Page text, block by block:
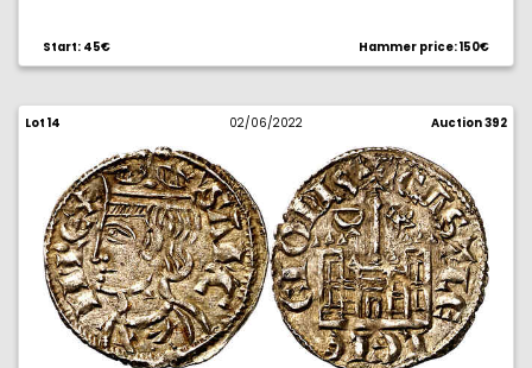
Start: 45€ Hammer price: 150€
Lot 14 02/06/2022 Auction 392